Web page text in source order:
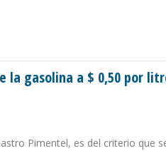
la gasolina a $ 0,50 por
Pimentel, es del criterio que